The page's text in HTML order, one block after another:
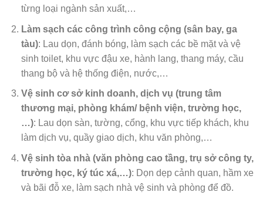
từng loại ngành sản xuất,…
Làm sạch các công trình công cộng (sân bay, ga
tàu): Lau dọn, đánh bóng, làm sạch các bề mặt và vệ
sinh toilet, khu vực đậu xe, hành lang, thang máy, cầu
thang bộ và hệ thống điện, nước,…
Vệ sinh cơ sở kinh doanh, dịch vụ (trung tâm
thương mại, phòng khám/ bệnh viện, trường học,
…): Lau dọn sàn, tường, cổng, khu vực tiếp khách, khu
làm dịch vụ, quầy giao dịch, khu văn phòng,…
Vệ sinh tòa nhà (văn phòng cao tầng, trụ sở công ty,
trường học, ký túc xá,…): Dọn dẹp cảnh quan, hầm xe
và bãi đỗ xe, làm sạch nhà vệ sinh và phòng để đồ.